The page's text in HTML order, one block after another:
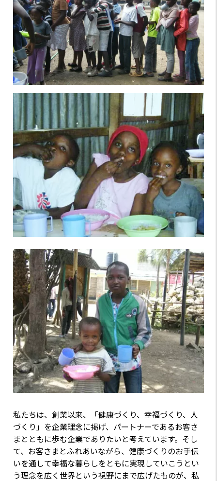
私たちは、創業以来、「健康づくり、幸福づくり、人
づくり」を企業理念に掲げ、パートナーであるお客さ
まとともに歩む企業でありたいと考えています。そし
て、お客さまとふれあいながら、健康づくりのお手伝
いを通して幸福な暮らしをともに実現していこうとい
う理念を広く世界という視野にまで広げたものが、私